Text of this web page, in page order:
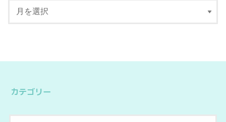
カテゴリー